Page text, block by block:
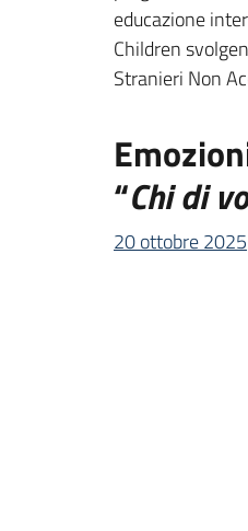
educazione
Children
Stranieri Non
“Chi di
20 ottobre 2025